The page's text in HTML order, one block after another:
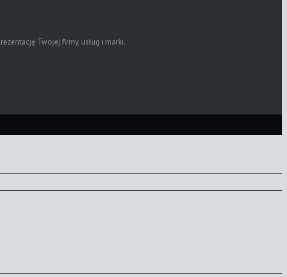
Twojej firmy, usług i marki.